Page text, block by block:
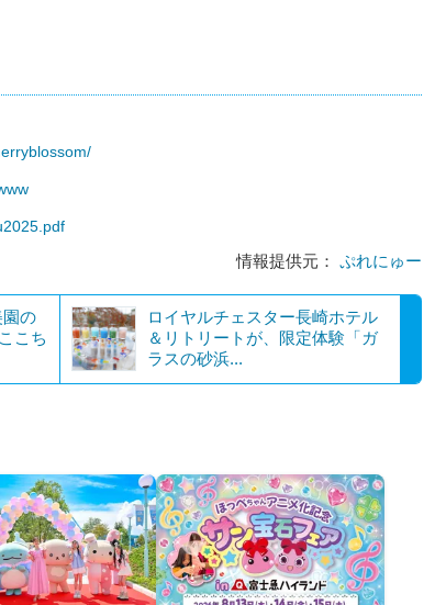
情報提供元： ぷれにゅー
の
こち
ロイヤルチェスター長崎ホテル
＆リトリートが、限定体験「ガ
ラスの砂浜...